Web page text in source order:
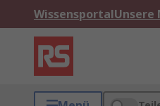
WissensportalUnsere